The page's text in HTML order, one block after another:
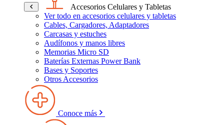
Accesorios Celulares y Tabletas
Ver todo en accesorios celulares y tabletas
Cables, Cargadores, Adaptadores
Carcasas y estuches
Audífonos y manos libres
Memorias Micro SD
Baterías Externas Power Bank
Bases y Soportes
Otros Accesorios
Conoce más